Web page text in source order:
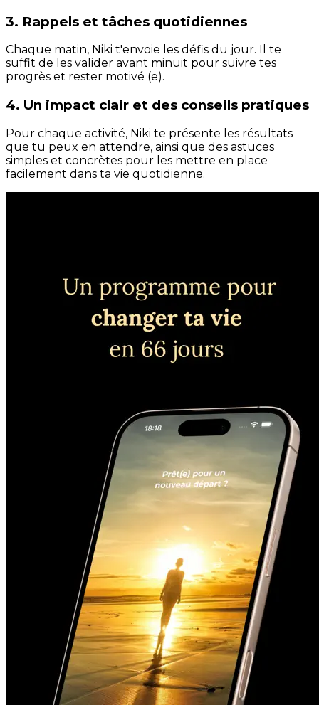
3. Rappels et tâches quotidiennes
Chaque matin, Niki t'envoie les défis du jour. Il te
suffit de les valider avant minuit pour suivre tes
progrès et rester motivé (e).
4. Un impact clair et des conseils pratiques
Pour chaque activité, Niki te présente les résultats
que tu peux en attendre, ainsi que des astuces
simples et concrètes pour les mettre en place
facilement dans ta vie quotidienne.